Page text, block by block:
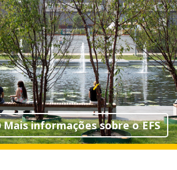
Mais informações sobre o EFS